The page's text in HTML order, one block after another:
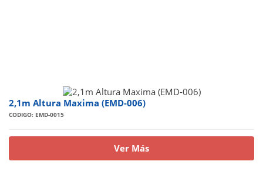
2,1m Altura Maxima (EMD-006)
CODIGO: EMD-0015
Ver Más